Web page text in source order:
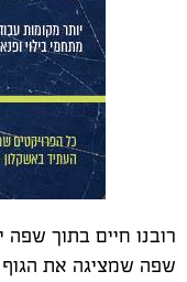
רובנו חיים בתוך שפה
שפה שמציגה את